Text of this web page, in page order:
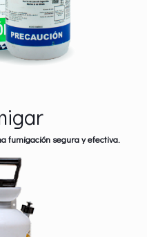
fumigación segura y efectiva.